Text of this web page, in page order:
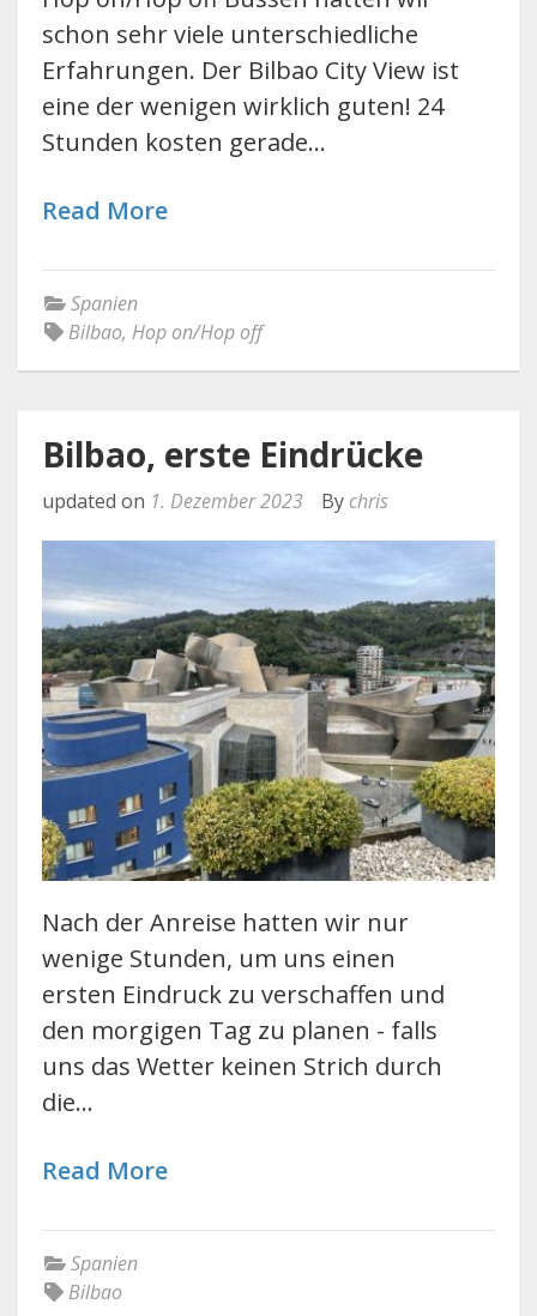
schon sehr viele unterschiedliche
Erfahrungen. Der Bilbao City View ist
eine der wenigen wirklich guten! 24
Stunden kosten gerade…
Read More
Spanien
Bilbao, Hop on/Hop off
Bilbao, erste Eindrücke
updated on 1. Dezember 2023 By chris
Nach der Anreise hatten wir nur
wenige Stunden, um uns einen
ersten Eindruck zu verschaffen und
den morgigen Tag zu planen - falls
uns das Wetter keinen Strich durch
die…
Read More
Spanien
Bilbao